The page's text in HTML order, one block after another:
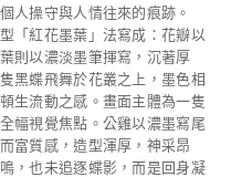
人操守與人情往來的痕跡。
「紅花墨葉」法寫成：花瓣以
則以濃淡墨筆揮寫，沉著厚
黑蝶飛舞於花叢之上，墨色相
生流動之感。畫面主體為一隻
幅視覺焦點。公雞以濃墨寫尾
富質感，造型渾厚，神采昂
，也未追逐蝶影，而是回身凝